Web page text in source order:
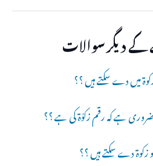
دیگر سوالات
زکوۃ دے سکتے ہیں ؟؟